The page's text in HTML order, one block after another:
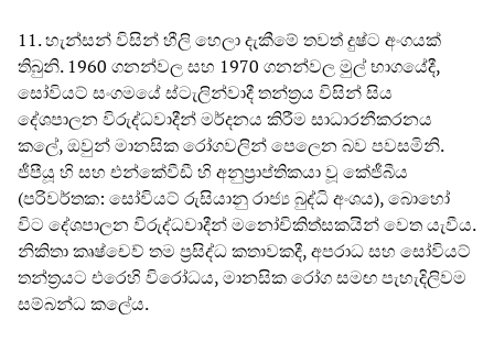
11. හැන්සන් විසින් හීලි හෙලා දැකීමේ තවත් දුෂ්ට අංගයක්
තිබුනි. 1960 ගනන්වල සහ 1970 ගනන්වල මුල් භාගයේදී,
සෝවියට් සංගමයේ ස්ටැලින්වාදී තන්ත්‍රය විසින් සිය
දේශපාලන විරුද්ධවාදීන් මර්දනය කිරීම සාධාරනීකරනය
කලේ, ඔවුන් මානසික රෝගවලින් පෙලෙන බව පවසමිනි.
ජීපීයූ හි සහ එන්කේවීඩී හි අනුප්‍රාප්තිකයා වූ කේජීබීය
(පරිවර්තක: සෝවියට් රුසියානු රාජ්‍ය බුද්ධි අංශය), බොහෝ
විට දේශපාලන විරුද්ධවාදීන් මනෝචිකිත්සකයින් වෙත යැවීය.
නිකිතා කෘෂ්චෙව් තම ප්‍රසිද්ධ කතාවකදී, අපරාධ සහ සෝවියට්
තන්ත්‍රයට එරෙහි විරෝධය, මානසික රෝග සමඟ පැහැදිලිවම
සම්බන්ධ කලේය.